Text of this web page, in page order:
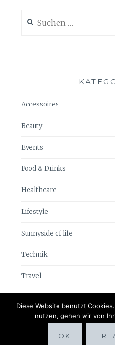
nach:
Accessoires
Beauty
Events
Food & Drinks
Healthcare
Lifestyle
Sunnyside of life
Technik
Travel
Diese Website benutzt
nutzen, gehen wir von
OK